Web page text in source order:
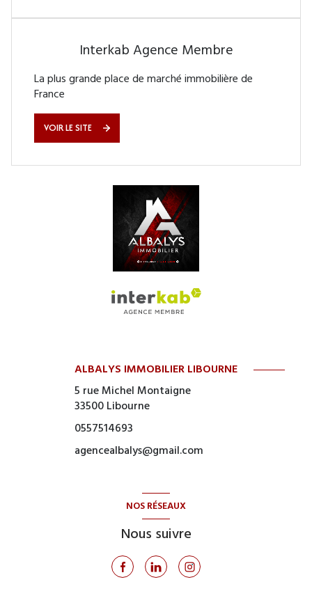
Interkab Agence Membre
La plus grande place de marché immobilière de
France
VOIR LE SITE
ALBALYS IMMOBILIER LIBOURNE
5 rue Michel Montaigne
33500Libourne
0557514693
agencealbalys@gmail.com
NOS RÉSEAUX
Nous suivre